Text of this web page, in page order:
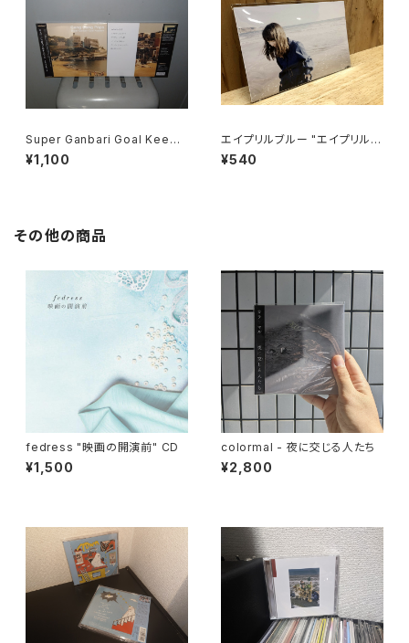
Super Ganbari Goal Keepe
rs "Cang Gang Pops"
¥1,100
エイプリルブルー "エイプリルブ
ルーEP"
¥540
その他の商品
fedress "映画の開演前" CD
¥1,500
colormal - 夜に交じる人たち
¥2,800